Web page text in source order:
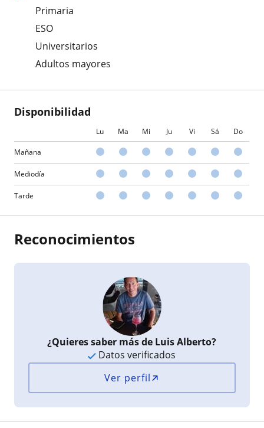
Primaria
ESO
Universitarios
Adultos mayores
Disponibilidad
Lu Ma Mi Ju Vi Sá Do
Mañana
Mediodía
Tarde
Reconocimientos
¿Quieres saber más de Luis Alberto?
Datos verificados
Ver perfil